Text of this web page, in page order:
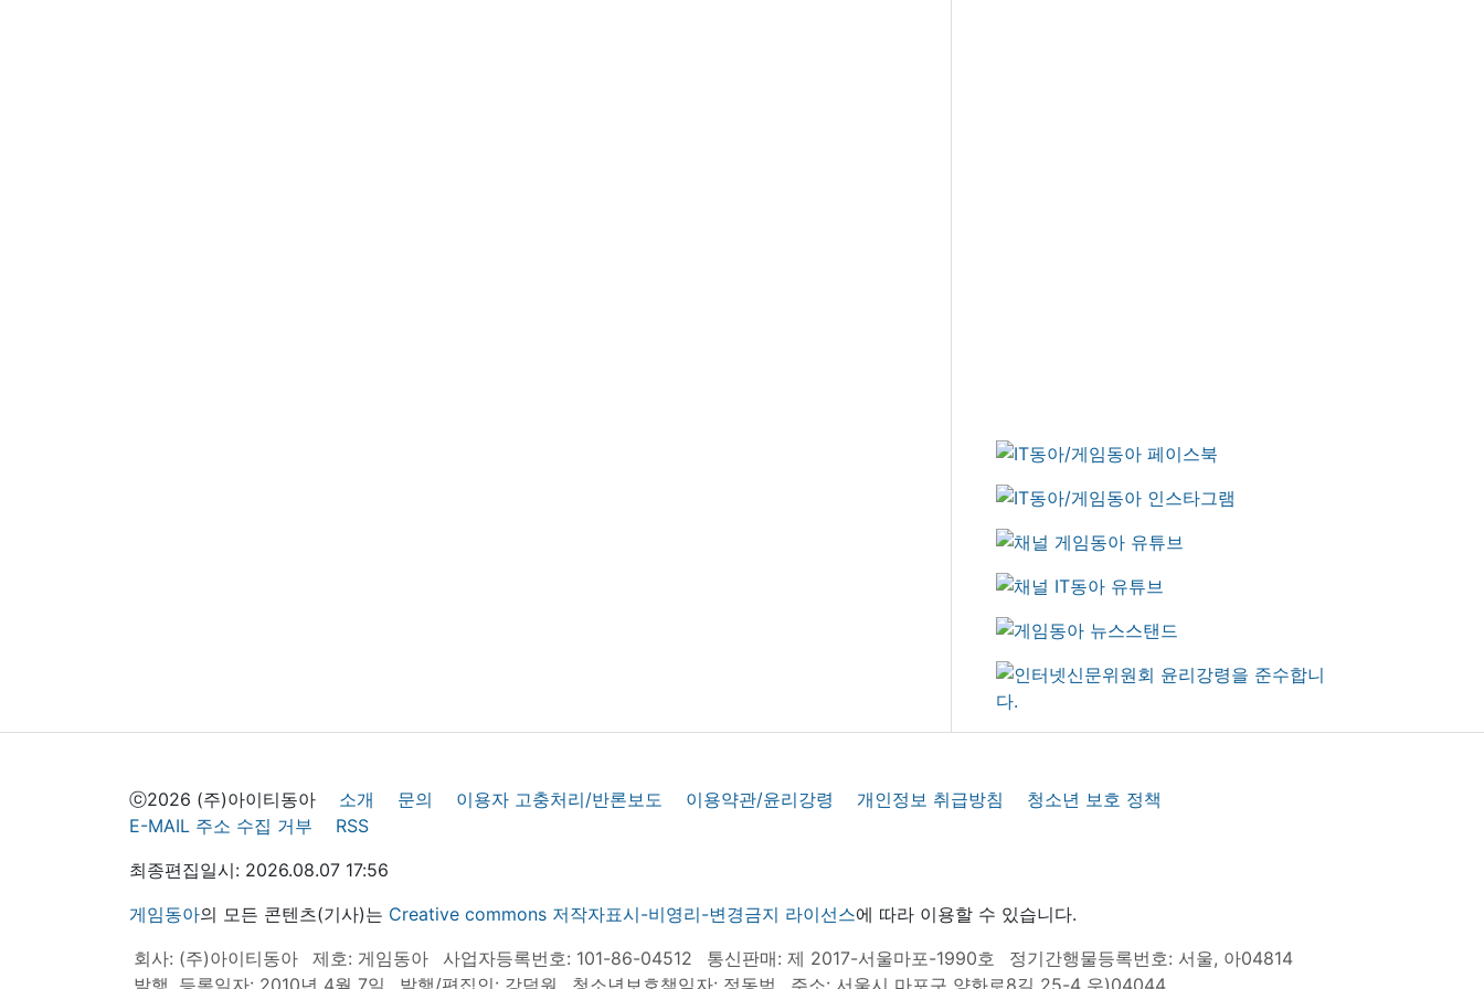
ⓒ2026 (주)아이티동아 소개 문의 이용자 고충처리/반론보도 이용약관/윤리강령 개인정보 취급방침
청소년 보호 정책
E-MAIL 주소 수집 거부
RSS
최종편집일시: 2026.08.07 17:56
게임동아의 모든 콘텐츠(기사)는 Creative commons 저작자표시-비영리-변경금지 라이선스에 따라 이용할 수 있습니다.
회사: (주)아이티동아
제호: 게임동아 사업자등록번호: 101-86-04512 통신판매: 제 2017-서울마포-1990호
정기간행물등록번호: 서울, 아04814
발행, 등록일자: 2010년 4월 7일
발행/편집인: 강덕원 청소년보호책임자: 정동범 주소: 서울시 마포구 양화로8길 25-4 우)04044